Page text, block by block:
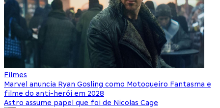
Filmes
Marvel anuncia Ryan Gosling como Motoqueiro Fantasma e
filme do anti-herói em 2028
Astro assume papel que foi de Nicolas Cage